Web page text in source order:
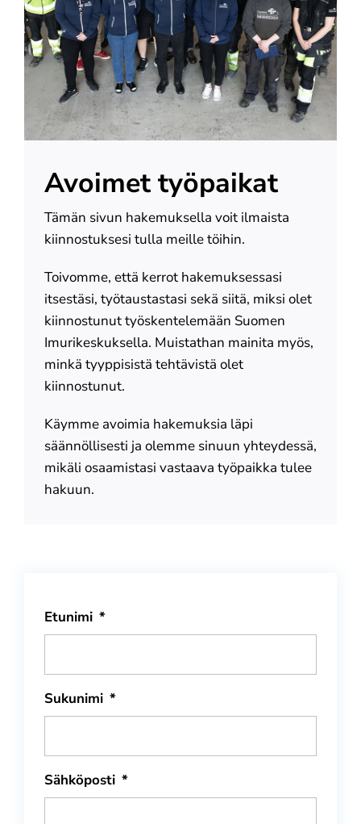
Yhteystiedot
Avoimet työpaikat
Tämän sivun hakemuksella voit ilmaista
kiinnostuksesi tulla meille töihin.
Toivomme, että kerrot hakemuksessasi
itsestäsi, työtaustastasi sekä siitä, miksi olet
kiinnostunut työskentelemään Suomen
Imurikeskuksella. Muistathan mainita myös,
minkä tyyppisistä tehtävistä olet
kiinnostunut.
Käymme avoimia hakemuksia läpi
säännöllisesti ja olemme sinuun yhteydessä,
mikäli osaamistasi vastaava työpaikka tulee
hakuun.
Etunimi *
Sukunimi *
Sähköposti *